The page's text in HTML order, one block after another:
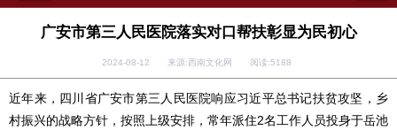
广安市第三人民医院落实对口帮扶彰显为民初心
2024-08-12 来源:西南文化网 阅读:5188
近年来，四川省广安市第三人民医院响应习近平总书记扶贫攻坚，乡
村振兴的战略方针，按照上级安排，常年派住2名工作人员投身于岳池